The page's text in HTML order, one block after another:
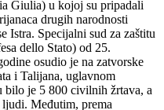
Giulia) u kojoj su pripadali
drugih narodnosti
Istra. Specijalni sud za zaštitu
dello Stato) od 25.
osudio je na zatvorske
i Talijana, uglavnom
bilo je 5 800 civilnih žrtava, a
Međutim, prema